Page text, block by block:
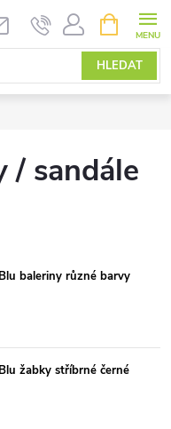
HLEDAT
NÁKUPNÍ
KOŠÍK
/ sandále
baleriny různé barvy
žabky stříbrné černé